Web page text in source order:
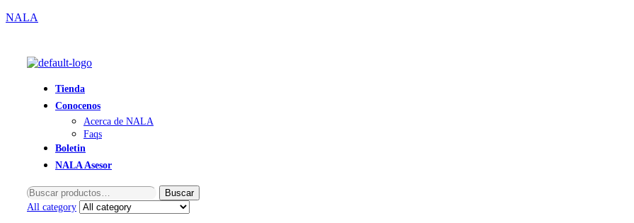
NALA
Tienda
Conocenos
Acerca de NALA
Faqs
Boletin
NALA Asesor
Buscar
por:
Buscar
All category